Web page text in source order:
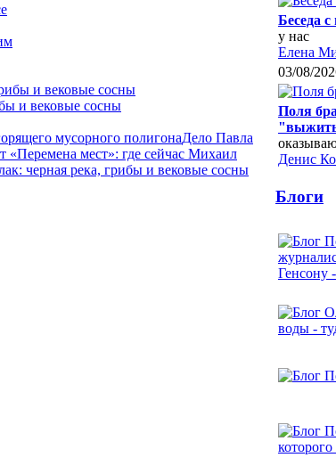
и вековые сосны
мусорного полигонаДело Павла
«Перемена мест»: где сейчас Михаил
черная река, грибы и вековые сосны
Беседа
у нас
Елена
03/08/
Поля
Денис
Блоги